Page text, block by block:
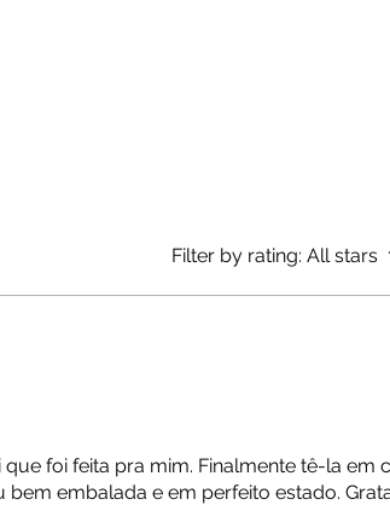
Filter by rating: All stars
foi feita pra mim. Finalmente tê-la em
embalada e em perfeito estado.